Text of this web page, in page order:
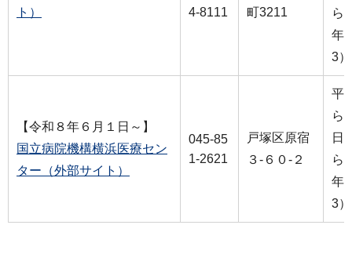
ト）
4-8111
町3211
ら
年
3
【令和８年６月１日～】
国立病院機構横浜医療セン
ター（外部サイト）
045-85
1-2621
戸塚区原宿
３-６０-２
平
ら
日
ら
年
3